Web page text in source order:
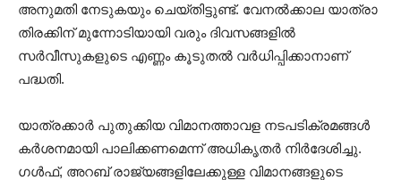
അനുമതി നേടുകയും ചെയ്തിട്ടുണ്ട്. വേനൽക്കാല യാത്രാ
തിരക്കിന് മുന്നോടിയായി വരും ദിവസങ്ങളിൽ
സർവീസുകളുടെ എണ്ണം കൂടുതൽ വർധിപ്പിക്കാനാണ്
പദ്ധതി.
യാത്രക്കാർ പുതുക്കിയ വിമാനത്താവള നടപടിക്രമങ്ങൾ
കർശനമായി പാലിക്കണമെന്ന് അധികൃതർ നിർദേശിച്ചു.
ഗൾഫ്, അറബ് രാജ്യങ്ങളിലേക്കുള്ള വിമാനങ്ങളുടെ